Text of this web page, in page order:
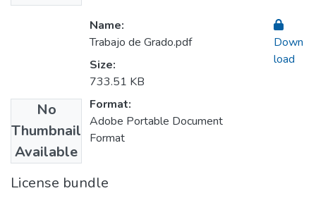
No
Thumbnail
Available
Name:
Trabajo de Grado.pdf
Size:
733.51 KB
Format:
Adobe Portable Document
Format
Down
load
License bundle